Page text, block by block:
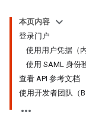
本页内容
登录门户
使用用户凭据（
使用 SAML 身份
查看 API 参考文档
使用开发者团队（